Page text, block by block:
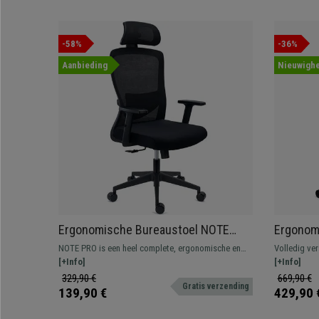
-58%
Aanbieding
Ergonomische Bureaustoel NOTE
PRO, Gebruik 8h, Gewatteerde
Lendensteun, Metalen Structuur,
Zwart
NOTE PRO is een heel complete, ergonomische en
verstelbare bureaustoel waarbij vooral de
gewatteerde lendensteun in het oog springt.
[+Info]
329,90 €
139,90 € Gratis verzending
-36%
Volledig
Bent u op
aan het
[+Info]
669,90 €
429,90